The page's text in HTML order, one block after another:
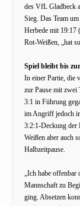
des VfL Gladbeck
Sieg. Das Team
Herbede mit 19:17
Rot-Weißen, „hat
Spiel bleibt bis
In einer Partie, die
zur Pause mit zwei
3:1 in Führung
im Angriff jedoch
3:2:1-Deckung der
Weißen aber auch
Halbzeitpause.
„Ich habe
Mannschaft zu
ging. Absetzen